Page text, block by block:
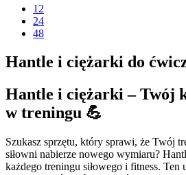
12
24
48
Hantle i ciężarki do
Hantle i ciężarki – Twój
w treningu 💪
Szukasz sprzętu, który sprawi, że Twój
siłowni nabierze nowego wymiaru?
każdego treningu siłowego i fitness. Ten